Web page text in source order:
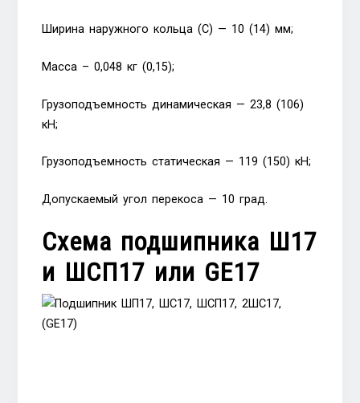
Ширина наружного кольца (С) — 10 (14) мм;
Масса – 0,048 кг (0,15);
Грузоподъемность динамическая — 23,8 (106)
кН;
Грузоподъемность статическая — 119 (150) кН;
Допускаемый угол перекоса — 10 град.
Схема подшипника Ш17
и ШСП17 или GE17